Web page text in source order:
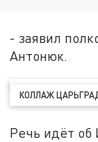
- заявил
Антонюк.
КОЛЛАЖ
Речь идёт об